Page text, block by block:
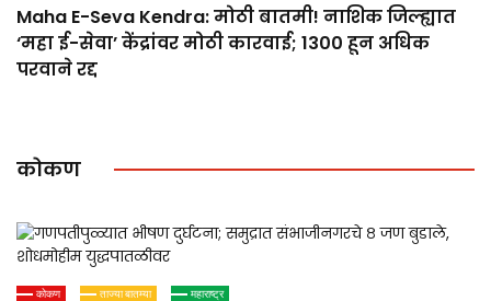
Maha E-Seva Kendra: मोठी बातमी! नाशिक जिल्ह्यात
‘महा ई-सेवा’ केंद्रांवर मोठी कारवाई; 1300 हून अधिक
परवाने रद्द
कोकण
कोकण ताज्या बातम्या महाराष्ट्र